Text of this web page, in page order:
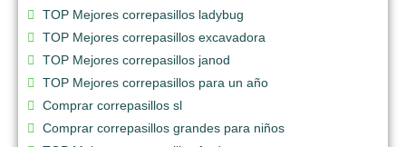
TOP Mejores correpasillos ladybug
TOP Mejores correpasillos excavadora
TOP Mejores correpasillos janod
TOP Mejores correpasillos para un año
Comprar correpasillos sl
Comprar correpasillos grandes para niños